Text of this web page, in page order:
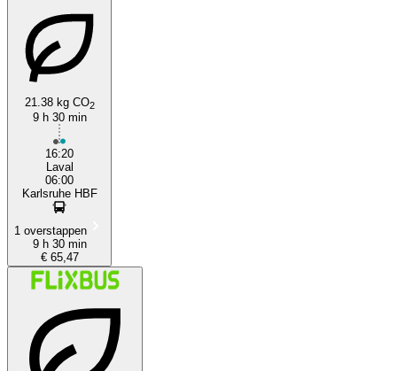
21.38 kg CO2
9 h 30 min
16:20
Laval
06:00
Karlsruhe HBF
1 overstappen
9 h 30 min
€ 65,47